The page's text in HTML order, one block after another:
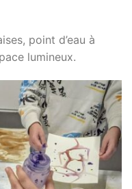
point d’eau à
lumineux.